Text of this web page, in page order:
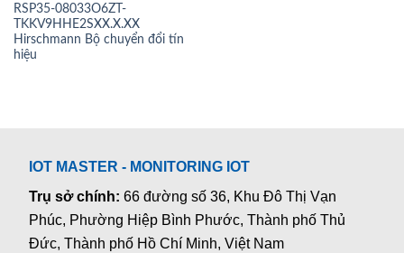
RSP35-08033O6ZT-
TKKV9HHE2SXX.X.XX
Hirschmann Bộ chuyển đổi tín
hiệu
IOT MASTER - MONITORING IOT
Trụ sở chính:66 đường số 36, Khu Đô Thị Vạn
Phúc, Phường Hiệp Bình Phước, Thành phố Thủ
Đức, Thành phố Hồ Chí Minh, Việt Nam